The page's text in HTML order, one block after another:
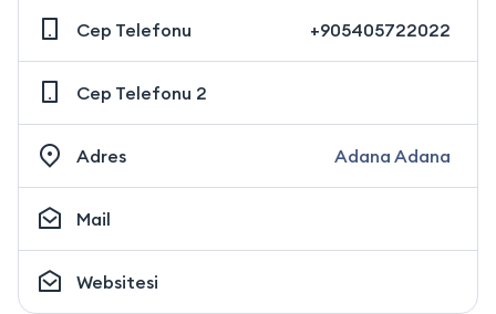
Cep Telefonu +905405722022
Cep Telefonu 2
Adres Adana Adana
Mail
Websitesi